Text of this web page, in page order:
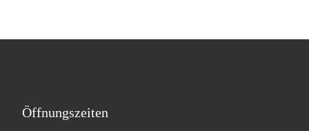
Öffnungszeiten